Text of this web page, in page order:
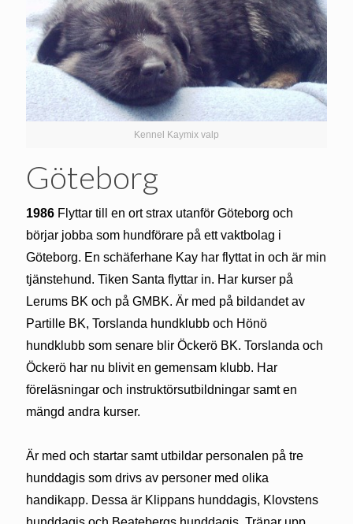
Kennel Kaymix valp
Göteborg
1986 Flyttar till en ort strax utanför Göteborg och
börjar jobba som hundförare på ett vaktbolag i
Göteborg. En schäferhane Kay har flyttat in och är min
tjänstehund. Tiken Santa flyttar in. Har kurser på
Lerums BK och på GMBK. Är med på bildandet av
Partille BK, Torslanda hundklubb och Hönö
hundklubb som senare blir Öckerö BK. Torslanda och
Öckerö har nu blivit en gemensam klubb. Har
föreläsningar och instruktörsutbildningar samt en
mängd andra kurser.
Är med och startar samt utbildar personalen på tre
hunddagis som drivs av personer med olika
handikapp. Dessa är Klippans hunddagis, Klovstens